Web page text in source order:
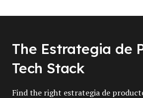
The Estrategia de
Tech Stack
Find the right estrategia de